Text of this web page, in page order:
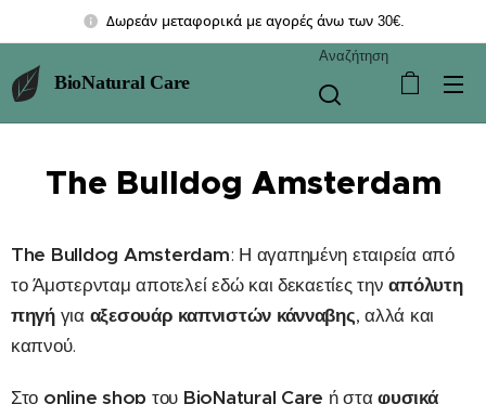
Δωρεάν μεταφορικά με αγορές άνω των 30€.
BioNatural Care
Αναζήτηση
The Bulldog Amsterdam
The Bulldog Amsterdam: Η αγαπημένη εταιρεία από
το Άμστερνταμ αποτελεί εδώ και δεκαετίες τηναπόλυτη
πηγήγια αξεσουάρ καπνιστών κάνναβης, αλλά και
καπνού.
Στο online shop του BioNatural Care ή σταφυσικά